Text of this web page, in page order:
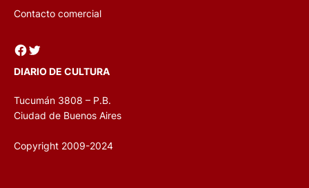
Contacto comercial
Facebook Twitter
DIARIO DE CULTURA
Tucumán 3808 – P.B.
Ciudad de Buenos Aires
Copyright 2009-2024